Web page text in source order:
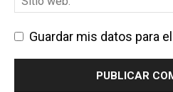
Guardar mis datos para